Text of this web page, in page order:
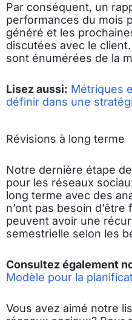
Par conséquent, un
performances du mois
généré et les
discutées avec le
sont énumérées de la
Lisez aussi: Métriques
définir dans une
Révisions à long terme
Notre dernière étape
pour les réseaux
long terme avec des
n’ont pas besoin
peuvent avoir une
semestrielle selon les
Consultez également
Modèle pour la
Vous avez aimé notre